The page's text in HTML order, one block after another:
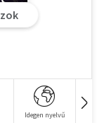
Idegen nyelvű